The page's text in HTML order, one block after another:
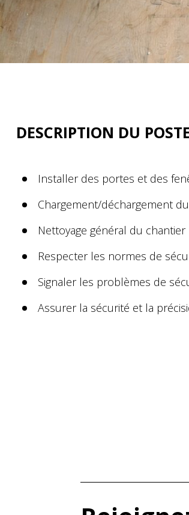
DESCRIPTION DU
Installer des portes et des
Chargement/déchargement
Nettoyage général du chantier
Respecter les normes de
Signaler les problèmes de
Assurer la sécurité et la